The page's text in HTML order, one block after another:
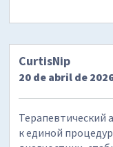
CurtisNip
20 de abril de
Терапевтический
к единой